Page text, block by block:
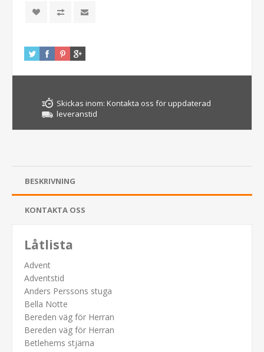
Skickas inom: Kontakta oss för uppdaterad
leveranstid
BESKRIVNING
KONTAKTA OSS
Låtlista
Advent
Adventstid
Anders Perssons stuga
Bella Notte
Bereden väg för Herran
Bereden väg för Herran
Betlehems stjärna